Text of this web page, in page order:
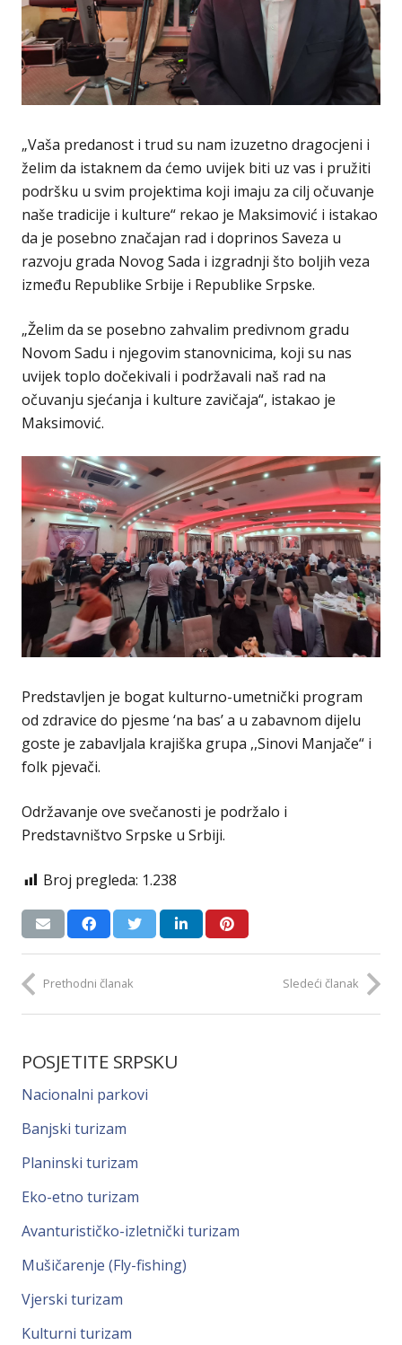
„Vaša predanost i trud su nam izuzetno dragocjeni i
želim da istaknem da ćemo uvijek biti uz vas i pružiti
podršku u svim projektima koji imaju za cilj očuvanje
naše tradicije i kulture“ rekao je Maksimović i istakao
da je posebno značajan rad i doprinos Saveza u
razvoju grada Novog Sada i izgradnji što boljih veza
između Republike Srbije i Republike Srpske.
„Želim da se posebno zahvalim predivnom gradu
Novom Sadu i njegovim stanovnicima, koji su nas
uvijek toplo dočekivali i podržavali naš rad na
očuvanju sjećanja i kulture zavičaja“, istakao je
Maksimović.
Predstavljen je bogat kulturno-umetnički program
od zdravice do pjesme ‘na bas’ a u zabavnom dijelu
goste je zabavljala krajiška grupa ,,Sinovi Manjače“ i
folk pjevači.
Održavanje ove svečanosti je podržalo i
Predstavništvo Srpske u Srbiji.
Broj pregleda: 1.238
Prethodni članak Sledeći članak
POSJETITE SRPSKU
Nacionalni parkovi
Banjski turizam
Planinski turizam
Eko-etno turizam
Avanturističko-izletnički turizam
Mušičarenje (Fly-fishing)
Vjerski turizam
Kulturni turizam